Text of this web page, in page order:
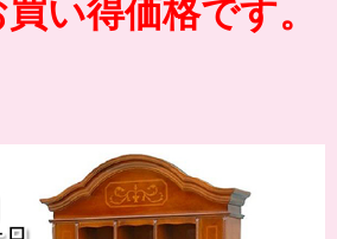
い得価格です。